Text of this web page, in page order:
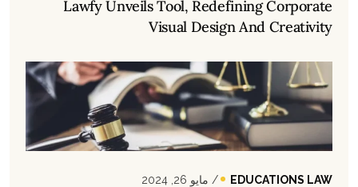
Lawfy Unveils Tool, Redefining Corporate
Visual Design And Creativity
EDUCATIONS LAW / مايو 26, 2024